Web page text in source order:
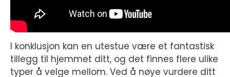
I konklusjon kan en utestue være et fantastisk
tillegg til hjemmet ditt, og det finnes flere ulike
typer å velge mellom. Ved å nøye vurdere ditt